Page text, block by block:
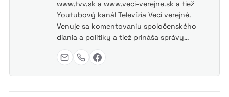
www.tvv.sk a www.veci-verejne.sk a tiež
Youtubový kanál Televízia Veci verejné.
Venuje sa komentovaniu spoločenského
diania a politiky a tiež prináša správy…